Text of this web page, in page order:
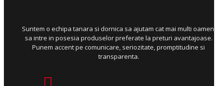
Suntem o echipa tanara si dornica sa ajutam cat mai multi oameni
sa intre in posesia produselor preferate la preturi avantajoase.
Punem accent pe comunicare, seriozitate, promptitudine si
transparenta.